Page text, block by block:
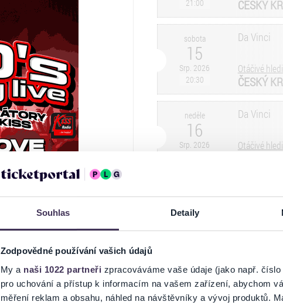
Souhlas Detaily
Zodpovědné používání vašich údajů
My a naši 1022 partneři zpracováváme vaše údaje (jako např.
pro uchování a přístup k informacím na vašem zařízení, abychom
měření reklam a obsahu, náhled na návštěvníky a vývoj produktů.
21:00
ČESKÝ
sobota
15
Srp. 2026
20:30
Da Vinci
Otáčivé
ČESKÝ
neděle
16
Srp. 2026
Da Vinci
Otáčivé
17
Srp. 2026
20:30
ČESKÝ
středa
19
Srp. 2026
Da Vinci
Otáčivé